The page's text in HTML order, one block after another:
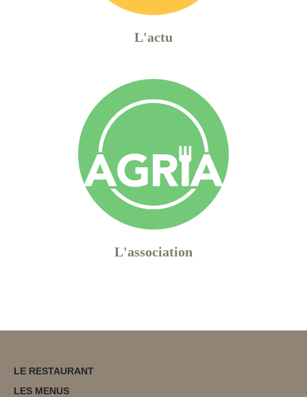
L'actu
L'association
LE RESTAURANT
LES MENUS